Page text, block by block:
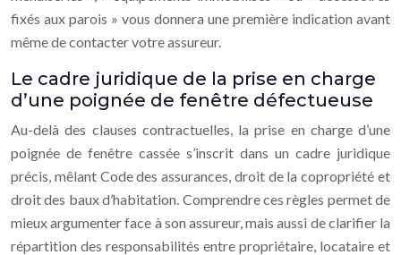
fixés aux parois » vous donnera une première indication avant
même de contacter votre assureur.
Le cadre juridique de la prise en charge
d’une poignée de fenêtre défectueuse
Au-delà des clauses contractuelles, la prise en charge d’une
poignée de fenêtre cassée s’inscrit dans un cadre juridique
précis, mêlant Code des assurances, droit de la copropriété et
droit des baux d’habitation. Comprendre ces règles permet de
mieux argumenter face à son assureur, mais aussi de clarifier la
répartition des responsabilités entre propriétaire, locataire et